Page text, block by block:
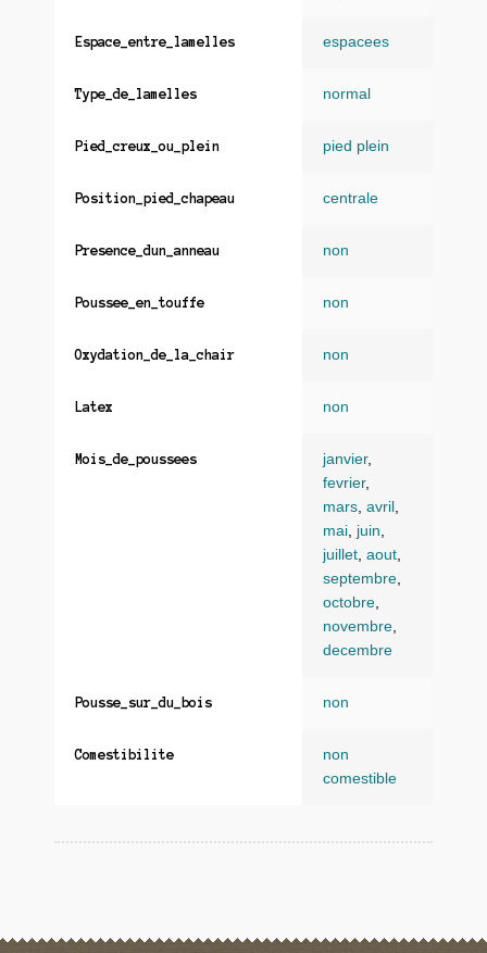
Espace_entre_lamelles espacees
Type_de_lamelles normal
Pied_creux_ou_plein pied plein
Position_pied_chapeau centrale
Presence_dun_anneau non
Poussee_en_touffe non
Oxydation_de_la_chair non
Latex non
Mois_de_poussees janvier,
fevrier,
mars, avril ,
mai, juin,
juillet, aout,
septembre,
octobre,
novembre,
decembre
Pousse_sur_du_bois non
Comestibilite
non
comestible